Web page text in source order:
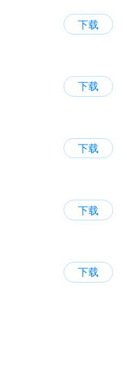
下载
下载
下载
下载
下载